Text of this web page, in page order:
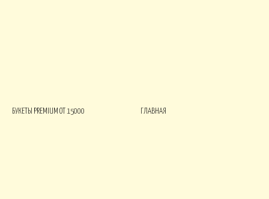
БУКЕТЫ PREMIUM ОТ 15000 ГЛАВНАЯ